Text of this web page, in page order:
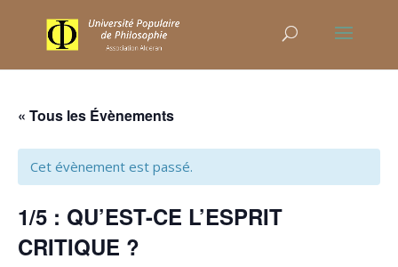
« Tous les Évènements
Cet évènement est passé.
1/5 : QU’EST-CE L’ESPRIT
CRITIQUE ?